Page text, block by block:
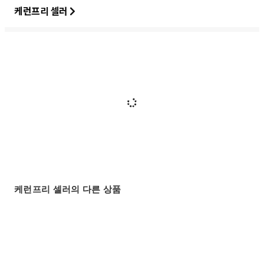
케런프리 셀러
케런프리 셀러의 다른 상품